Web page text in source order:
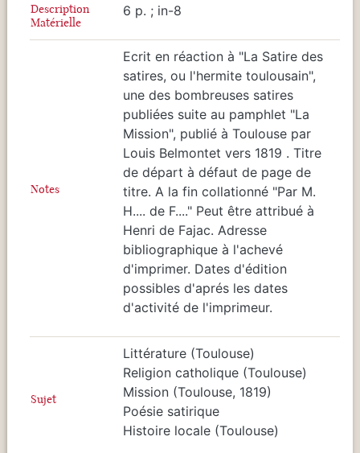
Description
Matérielle
6 p. ; in-8
Notes
Ecrit en réaction à "La Satire des
satires, ou l'hermite toulousain",
une des bombreuses satires
publiées suite au pamphlet "La
Mission", publié à Toulouse par
Louis Belmontet vers 1819 . Titre
de départ à défaut de page de
titre. A la fin collationné "Par M.
H.... de F...." Peut être attribué à
Henri de Fajac. Adresse
bibliographique à l'achevé
d'imprimer. Dates d'édition
possibles d'aprés les dates
d'activité de l'imprimeur.
Sujet
Littérature (Toulouse)
Religion catholique (Toulouse)
Mission (Toulouse, 1819)
Poésie satirique
Histoire locale (Toulouse)